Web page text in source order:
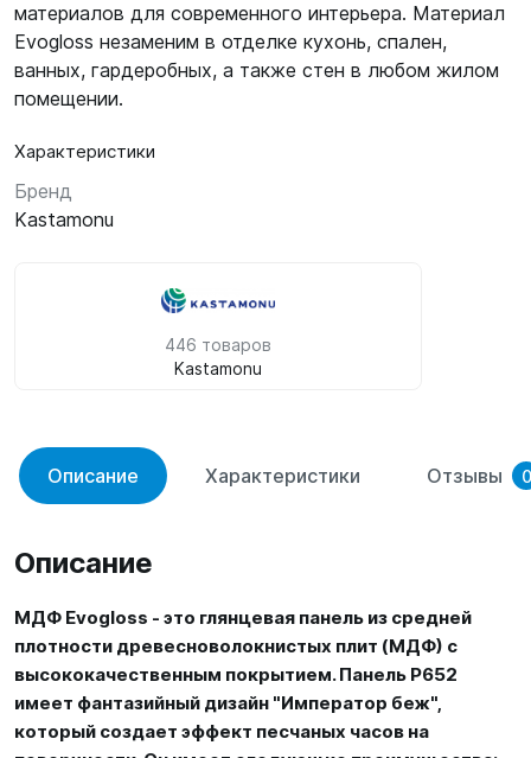
материалов для современного интерьера. Материал
Evogloss незаменим в отделке кухонь, спален,
ванных, гардеробных, а также стен в любом жилом
помещении.
Характеристики
Бренд
Kastamonu
446 товаров
Kastamonu
Описание Характеристики Отзывы 0
Описание
МДФ Evogloss - это глянцевая панель из средней
плотности древесноволокнистых плит (МДФ) с
высококачественным покрытием. Панель P652
имеет фантазийный дизайн "Император беж",
который создает эффект песчаных часов на